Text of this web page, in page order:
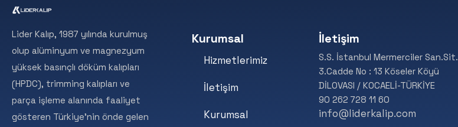
Lider Kalıp, 1987 yılında kurulmuş
olup alüminyum ve magnezyum
yüksek basınçlı döküm kalıpları
(HPDC), trimming kalıpları ve
parça işleme alanında faaliyet
gösteren Türkiye’nin önde gelen
Kurumsal
Hizmetlerimiz
İletişim
Kurumsal
İletişim
S.S. İstanbul Mermerciler San.Sit.
3.Cadde No : 13 Köseler Köyü
DİLOVASI / KOCAELİ-TÜRKİYE
90 262 728 11 60
info@liderkalip.com